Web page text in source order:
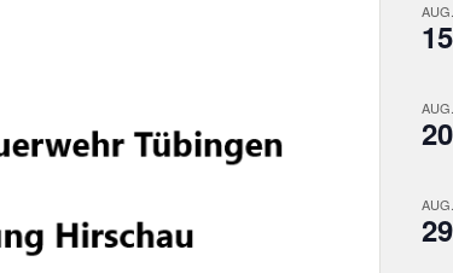
AUG.
15
AUG.
20
AUG.
29